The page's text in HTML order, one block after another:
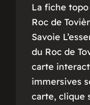
La fiche
Roc de
Savoie
du Roc de
carte
immersives
carte, clique